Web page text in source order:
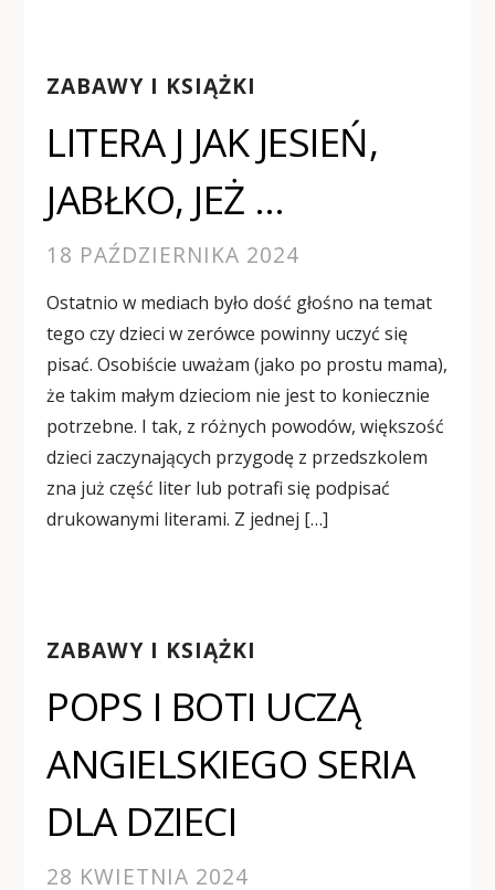
ZABAWY I KSIĄŻKI
LITERA J JAK JESIEŃ,
JABŁKO, JEŻ …
18 PAŹDZIERNIKA 2024
Ostatnio w mediach było dość głośno na temat
tego czy dzieci w zerówce powinny uczyć się
pisać. Osobiście uważam (jako po prostu mama),
że takim małym dzieciom nie jest to koniecznie
potrzebne. I tak, z różnych powodów, większość
dzieci zaczynających przygodę z przedszkolem
zna już część liter lub potrafi się podpisać
drukowanymi literami. Z jednej […]
ZABAWY I KSIĄŻKI
POPS I BOTI UCZĄ
ANGIELSKIEGO SERIA
DLA DZIECI
28 KWIETNIA 2024